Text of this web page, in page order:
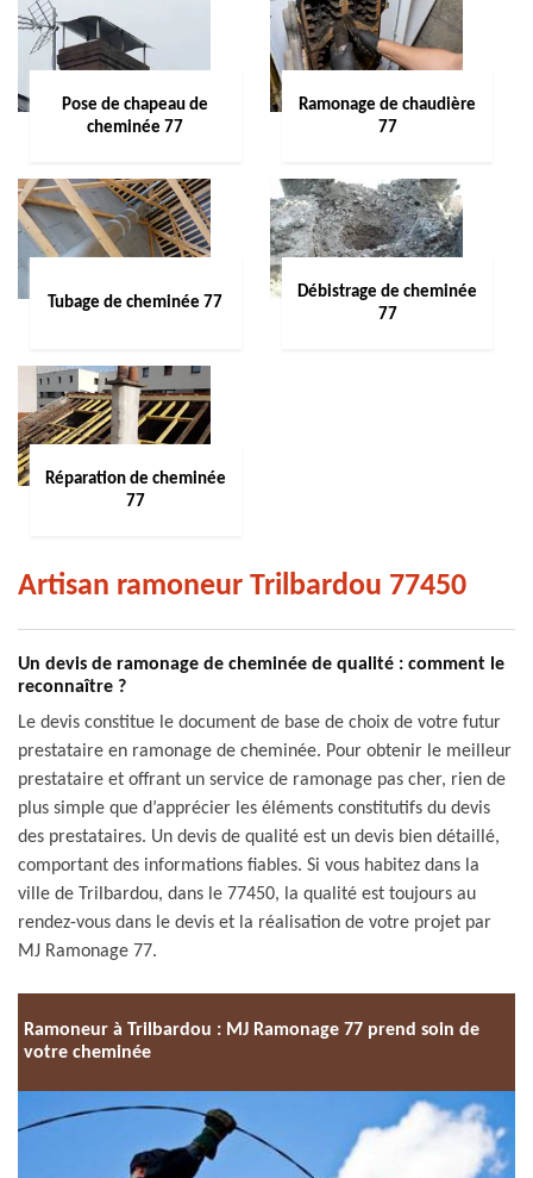
Pose de chapeau de
cheminée 77
Ramonage de chaudière
77
Tubage de cheminée 77
Débistrage de cheminée
77
Réparation de cheminée
77
Artisan ramoneur Trilbardou 77450
Un devis de ramonage de cheminée de qualité : comment le
reconnaître ?
Le devis constitue le document de base de choix de votre futur
prestataire en ramonage de cheminée. Pour obtenir le meilleur
prestataire et offrant un service de ramonage pas cher, rien de
plus simple que d’apprécier les éléments constitutifs du devis
des prestataires. Un devis de qualité est un devis bien détaillé,
comportant des informations fiables. Si vous habitez dans la
ville de Trilbardou, dans le 77450, la qualité est toujours au
rendez-vous dans le devis et la réalisation de votre projet par
MJ Ramonage 77.
Ramoneur à Trilbardou : MJ Ramonage 77 prend soin de
votre cheminée